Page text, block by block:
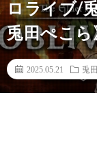
ロライブ/
兎田ぺこら
2025.05.21 兎